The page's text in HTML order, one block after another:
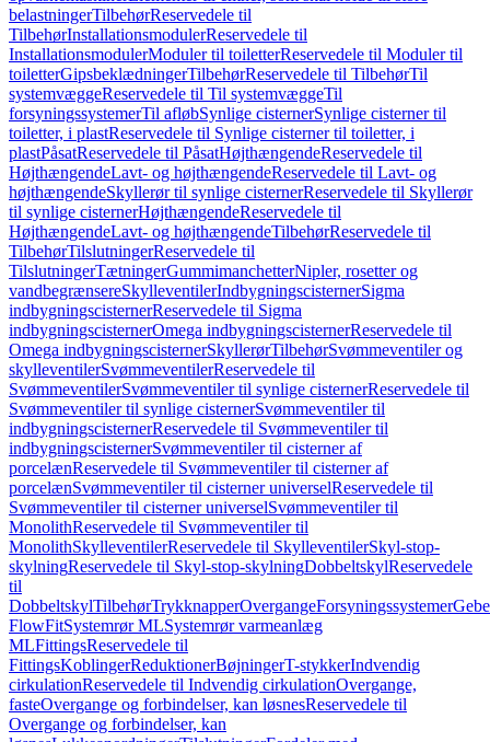
belastningerTilbehørReservedele til
TilbehørInstallationsmodulerReservedele til
InstallationsmodulerModuler til toiletterReservedele til Moduler til
toiletterGipsbeklædningerTilbehørReservedele til TilbehørTil
systemvæggeReservedele til Til systemvæggeTil
forsyningssystemerTil afløbSynlige cisternerSynlige cisterner til
toiletter, i plastReservedele til Synlige cisterner til toiletter, i
plastPåsatReservedele til PåsatHøjthængendeReservedele til
HøjthængendeLavt- og højthængendeReservedele til Lavt- og
højthængendeSkyllerør til synlige cisternerReservedele til Skyllerør
til synlige cisternerHøjthængendeReservedele til
HøjthængendeLavt- og højthængendeTilbehørReservedele til
TilbehørTilslutningerReservedele til
TilslutningerTætningerGummimanchetterNipler, rosetter og
vandbegrænsereSkylleventilerIndbygningscisternerSigma
indbygningscisternerReservedele til Sigma
indbygningscisternerOmega indbygningscisternerReservedele til
Omega indbygningscisternerSkyllerørTilbehørSvømmeventiler og
skylleventilerSvømmeventilerReservedele til
SvømmeventilerSvømmeventiler til synlige cisternerReservedele til
Svømmeventiler til synlige cisternerSvømmeventiler til
indbygningscisternerReservedele til Svømmeventiler til
indbygningscisternerSvømmeventiler til cisterner af
porcelænReservedele til Svømmeventiler til cisterner af
porcelænSvømmeventiler til cisterner universelReservedele til
Svømmeventiler til cisterner universelSvømmeventiler til
MonolithReservedele til Svømmeventiler til
MonolithSkylleventilerReservedele til SkylleventilerSkyl-stop-
skylningReservedele til Skyl-stop-skylningDobbeltskylReservedele
til
DobbeltskylTilbehørTrykknapperOvergangeForsyningssystemer
FlowFitSystemrør MLSystemrør varmeanlæg
MLFittingsReservedele til
FittingsKoblingerReduktionerBøjningerT-stykkerIndvendig
cirkulationReservedele til Indvendig cirkulationOvergange,
fasteOvergange og forbindelser, kan løsnesReservedele til
Overgange og forbindelser, kan